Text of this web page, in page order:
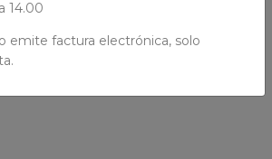
AÑADIR AL CARRO
14.00
emite factura electrónica, solo